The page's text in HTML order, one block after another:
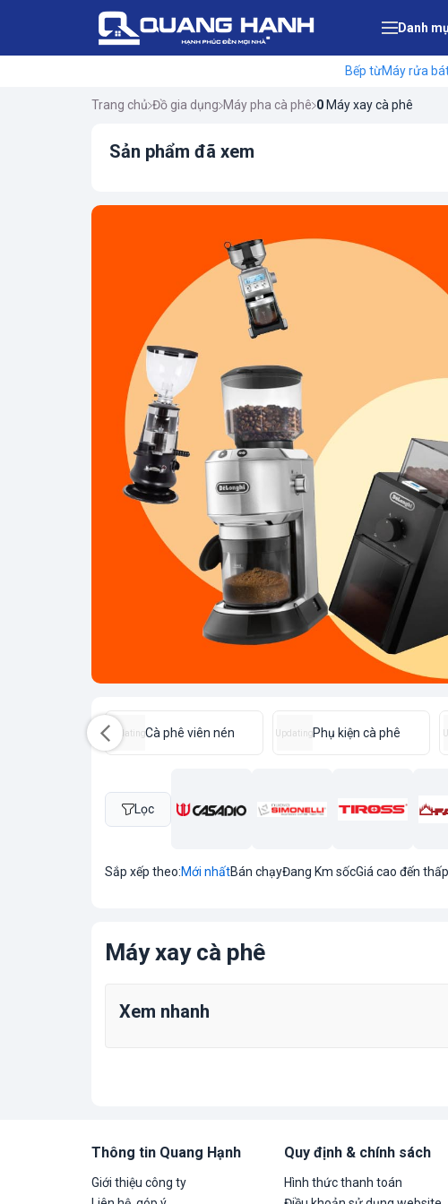
Danh
Bếp từMáy rửa
Trang chủ Đồ gia dụng Máy pha cà phê 0 Máy xay cà phê
Sản phẩm đã xem
sữa, Máy tạo
UpdatingCà phê viên nén UpdatingPhụ kiện cà phê
Lọc
Sắp xếp theo:Mới nhấtBán chạyĐang Km sốcGiá cao đến thấp
Máy xay cà phê
Xem nhanh
Thông tin Quang Hạnh
Giới thiệu công ty
Quy định & chính sách
Hình thức thanh toán